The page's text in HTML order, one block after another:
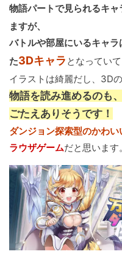
物語パートで見られるキャ
ますが、
バトルや部屋にいるキャ
た3Dキャラ となっていて
イラストは綺麗だし、3D
物語を読み進めるのも
ごたえありそうです！
ダンジョン探索型のかわい
ラウザゲームだと思います。